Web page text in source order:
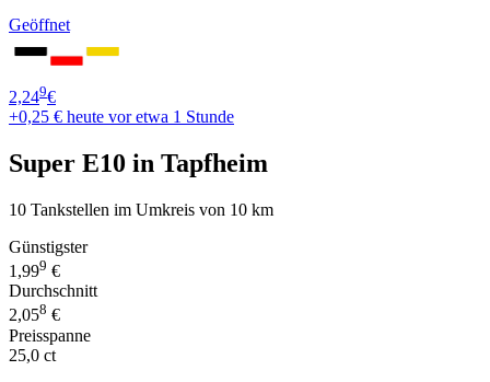
Geöffnet
2,249€
+0,25 € heute vor etwa 1 Stunde
Super E10 in Tapfheim
10 Tankstellen im Umkreis von 10 km
Günstigster
1,999 €
Durchschnitt
2,058 €
Preisspanne
25,0 ct